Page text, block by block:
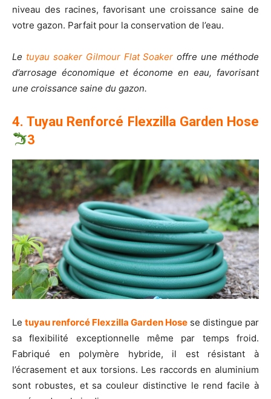
niveau des racines, favorisant une croissance saine de
votre gazon. Parfait pour la conservation de l’eau.
Le tuyau soaker Gilmour Flat Soaker offre une méthode
d’arrosage économique et économe en eau, favorisant
une croissance saine du gazon.
4. Tuyau Renforcé Flexzilla Garden Hose
3
Le tuyau renforcé Flexzilla Garden Hose se distingue par
sa flexibilité exceptionnelle même par temps froid.
Fabriqué en polymère hybride, il est résistant à
l’écrasement et aux torsions. Les raccords en aluminium
sont robustes, et sa couleur distinctive le rend facile à